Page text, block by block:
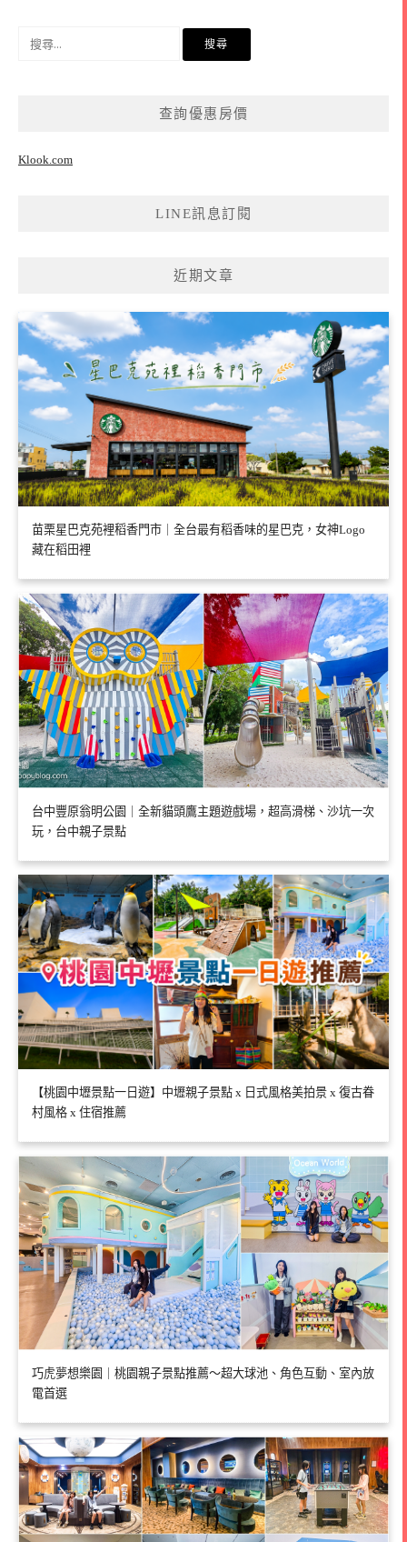
查詢優惠房價
Klook.com
LINE訊息訂閱
近期文章
苗栗星巴克苑裡稻香門市｜全台最有稻香味的星巴克，女神Logo
藏在稻田裡
台中豐原翁明公園｜全新貓頭鷹主題遊戲場，超高滑梯、沙坑一次
玩，台中親子景點
【桃園中壢景點一日遊】中壢親子景點 x 日式風格美拍景 x 復古眷
村風格 x 住宿推薦
巧虎夢想樂園｜桃園親子景點推薦～超大球池、角色互動、室內放
電首選